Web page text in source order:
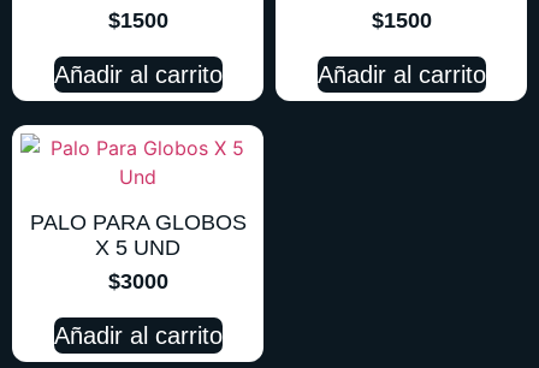
$1500
Añadir al carrito
$1500
Añadir al carrito
PALO PARA GLOBOS
X 5 UND
$3000
Añadir al carrito